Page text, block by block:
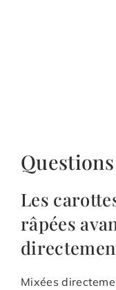
Les
râpées
Mixées